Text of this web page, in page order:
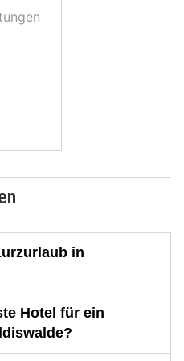
in
Hotel für ein